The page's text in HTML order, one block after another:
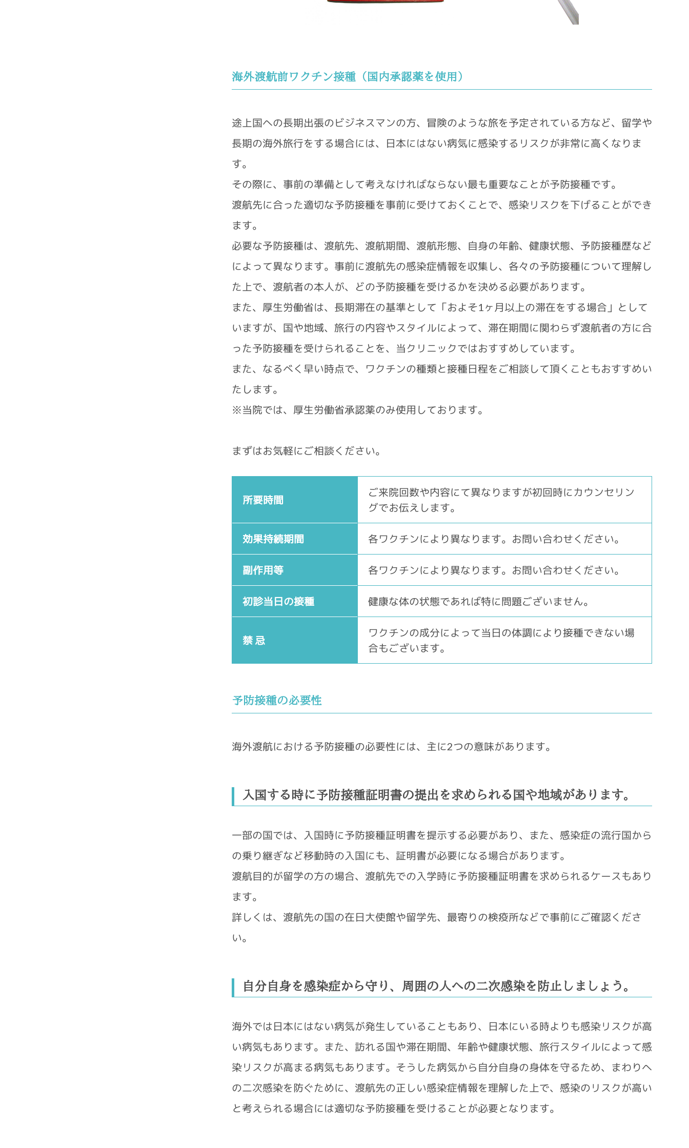
海外渡航前ワクチン接種（国内承認薬を使用）
途上国への長期出張のビジネスマンの方、冒険のような旅を予定されている方など、留学や
長期の海外旅行をする場合には、日本にはない病気に感染するリスクが非常に高くなりま
す。
その際に、事前の準備として考えなければならない最も重要なことが予防接種です。
渡航先に合った適切な予防接種を事前に受けておくことで、感染リスクを下げることができ
ます。
必要な予防接種は、渡航先、渡航期間、渡航形態、自身の年齢、健康状態、予防接種歴など
によって異なります。事前に渡航先の感染症情報を収集し、各々の予防接種について理解し
た上で、渡航者の本人が、どの予防接種を受けるかを決める必要があります。
また、厚生労働省は、長期滞在の基準として「およそ1ヶ月以上の滞在をする場合」として
いますが、国や地域、旅行の内容やスタイルによって、滞在期間に関わらず渡航者の方に合
った予防接種を受けられることを、当クリニックではおすすめしています。
また、なるべく早い時点で、ワクチンの種類と接種日程をご相談して頂くこともおすすめい
たします。
※当院では、厚生労働省承認薬のみ使用しております。
まずはお気軽にご相談ください。
所要時間
ご来院回数や内容にて異なりますが初回時にカウンセリン
グでお伝えします。
効果持続期間 各ワクチンにより異なります。お問い合わせください。
副作用等 各ワクチンにより異なります。お問い合わせください。
初診当日の接種 健康な体の状態であれば特に問題ございません。
禁 忌
ワクチンの成分によって当日の体調により接種できない場
合もございます。
予防接種の必要性
海外渡航における予防接種の必要性には、主に2つの意味があります。
入国する時に予防接種証明書の提出を求められる国や地域があります。
一部の国では、入国時に予防接種証明書を提示する必要があり、また、感染症の流行国から
の乗り継ぎなど移動時の入国にも、証明書が必要になる場合があります。
渡航目的が留学の方の場合、渡航先での入学時に予防接種証明書を求められるケースもあり
ます。
詳しくは、渡航先の国の在日大使館や留学先、最寄りの検疫所などで事前にご確認くださ
い。
自分自身を感染症から守り、周囲の人への二次感染を防止しましょう。
海外では日本にはない病気が発生していることもあり、日本にいる時よりも感染リスクが高
い病気もあります。また、訪れる国や滞在期間、年齢や健康状態、旅行スタイルによって感
染リスクが高まる病気もあります。そうした病気から自分自身の身体を守るため、まわりへ
の二次感染を防ぐために、渡航先の正しい感染症情報を理解した上で、感染のリスクが高い
と考えられる場合には適切な予防接種を受けることが必要となります。